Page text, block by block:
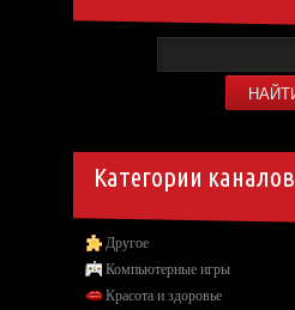
Категории каналов
Другое
Компьютерные игры
Красота и здоровье